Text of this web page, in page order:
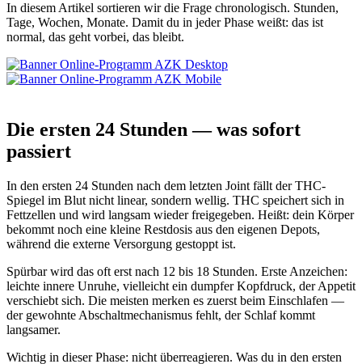
In diesem Artikel sortieren wir die Frage chronologisch. Stunden,
Tage, Wochen, Monate. Damit du in jeder Phase weißt: das ist
normal, das geht vorbei, das bleibt.
Die ersten 24 Stunden — was sofort
passiert
In den ersten 24 Stunden nach dem letzten Joint fällt der THC-
Spiegel im Blut nicht linear, sondern wellig. THC speichert sich in
Fettzellen und wird langsam wieder freigegeben. Heißt: dein Körper
bekommt noch eine kleine Restdosis aus den eigenen Depots,
während die externe Versorgung gestoppt ist.
Spürbar wird das oft erst nach 12 bis 18 Stunden. Erste Anzeichen:
leichte innere Unruhe, vielleicht ein dumpfer Kopfdruck, der Appetit
verschiebt sich. Die meisten merken es zuerst beim Einschlafen —
der gewohnte Abschaltmechanismus fehlt, der Schlaf kommt
langsamer.
Wichtig in dieser Phase: nicht überreagieren. Was du in den ersten